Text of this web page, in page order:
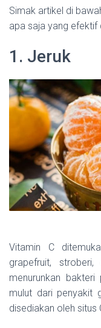
Simak artikel di
apa saja yang efektif
1. Jeruk
Vitamin C
grapefruit,
menurunkan
mulut dari penyakit
disediakan oleh situs